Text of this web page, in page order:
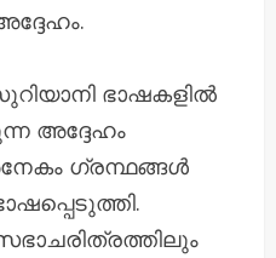
ഭാഷകളിൽ
അദ്ദേഹം
ഗ്രന്ഥങ്ങൾ